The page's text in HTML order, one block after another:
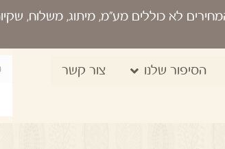
הסיפור שלנו צור קשר